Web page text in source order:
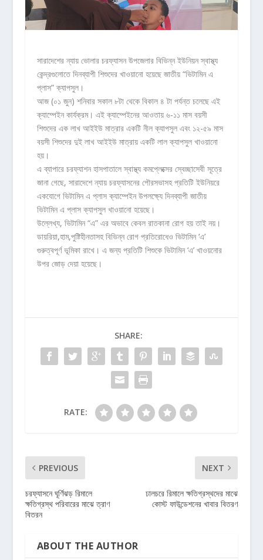
সারাদেশের ন্যায় ভোলার চরফ্যাসন উপজেলার বিভিন্ন ইউনিয়ন স্বাস্থ্য
কেন্দ্রগুলোতে দিনব্যাপী শিশুদের খাওয়ানো হয়েছে জাতীয় “ভিটামিন এ
প্লাস” ক্যাপসুল।
আজ (০১ জুন) শনিবার সকাল ৮টা থেকে বিকাল ৪ টা পর্যন্ত চলেছে এই
ক্যাম্পেইন কার্যক্রম। এই ক্যাম্পেইনের আওতায় ৬-১১ মাস বয়সী
শিশুদের এক লাখ আইইউ মাত্রার একটি নীল ক্যাপসুল এবং ১২-৫৯ মাস
বয়সী শিশুদের দুই লাখ আইইউ মাত্রায় একটি লাল ক্যাপসুল খাওয়ানো
হয়।
এ ব্যাপারে চরফ্যাশন হাসপাতালে স্বাস্থ্য কমপ্লেক্সের স্বেচ্ছাসেবী সূত্রে
জানা গেছে, সারাদেশে ন্যায় চরফ্যাসনের পৌরসভাসহ প্রতিটি ইউনিয়রে
একযোগে ভিটামিন এ প্লাস ক্যাম্পেইন উপলক্ষ্যে দিনব্যাপী জাতীয়
ভিটামিন এ প্লাস ক্যাপসুল খাওয়ানো হয়েছে।
উল্লেখ্য, ভিটামিন “এ” এর অভাবে কেবল রাতকানা রোগ হয় তাই নয়।
ডায়রিয়া,হাম,পুষ্টিহীনতাসহ বিভিন্ন রোগ প্রতিরোধেও ভিটামিন ‘এ’
গুরুত্বপূর্ণ ভূমিকা রাখে। এ জন্য প্রতিটি শিশুকে ভিটামিন ‘এ’ খাওয়নোর
উপর জোড় দেয়া হয়েছে।
SHARE:
RATE:
PREVIOUS
চরফ্যাসনে ঘূর্ণিঝড় রিমালে
ক্ষতিগ্রস্থ পরিবারের মাঝে ত্রাণ
বিতরন
NEXT
ঢালচরে রিমালে ক্ষতিগ্রস্থদের মাঝে
কোস্ট ফাউন্ডেশনের খাবার বিতরণ
ABOUT THE AUTHOR